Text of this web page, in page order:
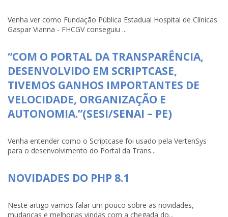
Venha ver como Fundação Pública Estadual Hospital de Clínicas
Gaspar Vianna - FHCGV conseguiu ...
“COM O PORTAL DA TRANSPARÊNCIA,
DESENVOLVIDO EM SCRIPTCASE,
TIVEMOS GANHOS IMPORTANTES DE
VELOCIDADE, ORGANIZAÇÃO E
AUTONOMIA.”(SESI/SENAI – PE)
Venha entender como o Scriptcase foi usado pela VertenSys
para o desenvolvimento do Portal da Trans...
NOVIDADES DO PHP 8.1
Neste artigo vamos falar um pouco sobre as novidades,
mudanças e melhorias vindas com a chegada do...